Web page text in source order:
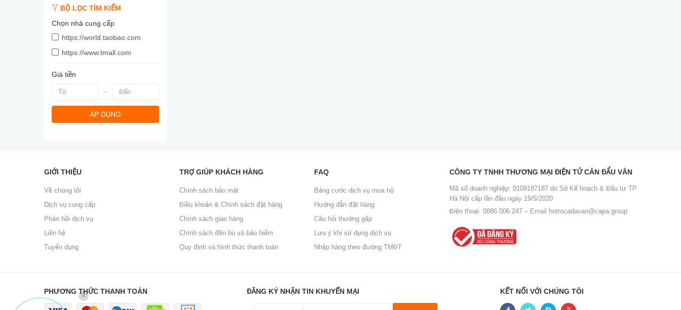
BỘ LỌC TÌM KIẾM
Chọn nhà cung cấp
https://world.taobao.com
https://www.tmall.com
Giá tiền
ÁP DỤNG
GIỚI THIỆU
Về chúng tôi
Dịch vụ cung cấp
Phản hồi dịch vụ
Liên hệ
Tuyển dụng
TRỢ GIÚP KHÁCH HÀNG
Chính sách bảo mật
Điều khoản & Chính sách đặt hàng
Chính sách giao hàng
Chính sách đền bù và bảo hiểm
Quy định và hình thức thanh toán
FAQ
Bảng cước dịch vụ mua hộ
Hướng dẫn đặt hàng
Câu hỏi thường gặp
Lưu ý khi sử dụng dịch vụ
Nhập hàng theo đường TMĐT
CÔNG TY TNHH THƯƠNG MẠI ĐIỆN TỬ CÂN ĐẨU VÂN
Mã số doanh nghiệp: 0109187187 do Sở Kế hoạch & Đầu tư TP
Hà Nội cấp lần đầu ngày 19/5/2020
Điện thoại: 0886 006 247 – Email hotrocadavan@capa.group
PHƯƠNG THỨC THANH TOÁN ĐĂNG KÝ NHẬN TIN KHUYẾN MẠI KẾT NỐI VỚI CHÚNG TÔI